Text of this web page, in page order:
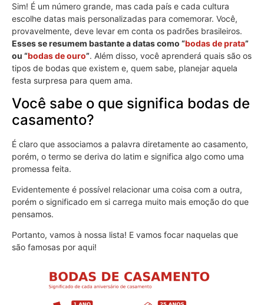
Sim! É um número grande, mas cada país e cada cultura
escolhe datas mais personalizadas para comemorar. Você,
provavelmente, deve levar em conta os padrões brasileiros.
Esses se resumem bastante a datas como “bodas de prata”
ou “bodas de ouro”. Além disso, você aprenderá quais são os
tipos de bodas que existem e, quem sabe, planejar aquela
festa surpresa para quem ama.
Você sabe o que significa bodas de
casamento?
É claro que associamos a palavra diretamente ao casamento,
porém, o termo se deriva do latim e significa algo como uma
promessa feita.
Evidentemente é possível relacionar uma coisa com a outra,
porém o significado em si carrega muito mais emoção do que
pensamos.
Portanto, vamos à nossa lista! E vamos focar naquelas que
são famosas por aqui!